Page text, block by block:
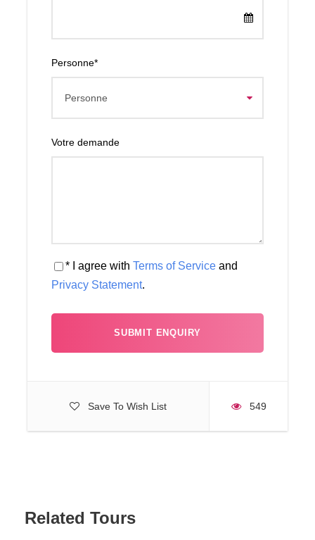
Personne*
Votre demande
* I agree with Terms of Service and
Privacy Statement.
Save To Wish List 549
Tour en Buggy dans la Palmeraie de Marrakech
Balade à dos de chameau dans la Palmeraie de
Déjeuner traditionnel marocain
Thé marocain traditionnel
Des souvenirs inoubliables et des photos à
Buggy (pilote/passager), et déjeuner avec deux
chameaux.
Related Tours